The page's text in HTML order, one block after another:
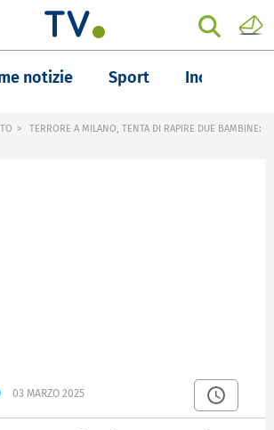
notizie Sport Inchieste
TERRORE A MILANO, TENTA DI RAPIRE DUE BAMBINE:
03 MARZO 2025